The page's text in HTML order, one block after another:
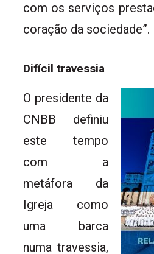
com os serviços
coração da sociedade”.
Difícil travessia
O presidente da
CNBB definiu
este tempo
com a
metáfora da
Igreja como
uma barca
numa travessia,